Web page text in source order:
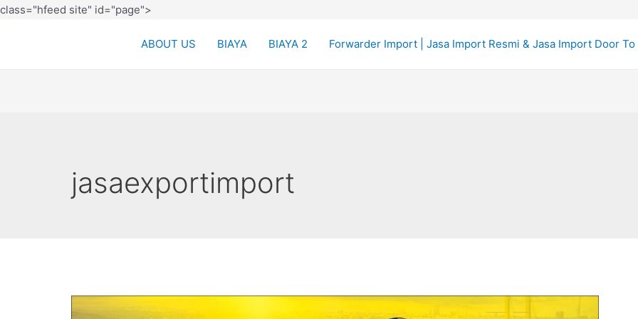
class="hfeed site" id="page">
ABOUT US BIAYA BIAYA 2 Forwarder Import | Jasa Import Resmi & Jasa Import Door
jasaexportimport